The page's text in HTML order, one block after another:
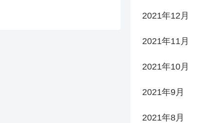
2021年12月
2021年11月
2021年10月
2021年9月
2021年8月